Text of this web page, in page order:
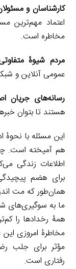
کارشناسان و
اعتماد مهم‌ترین
مخاطره است.
مردم شیوۀ
عمومی آنلاین و
رسانه‌های جریان
هستند تا بتوان
این مسئله با نحوۀ
هم آمیخته است.
اطلاعات زندگی
برای هضم
همان‌طور که مت
ما به سوگیری‌های
همۀ رخدادها را
مخاطرۀ امروزی
مؤثر برای جلب
رفتاری است.